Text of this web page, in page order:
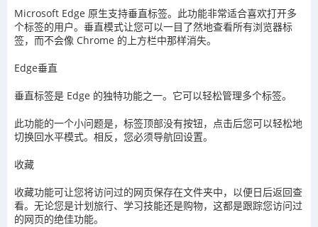
Microsoft Edge 原生支持垂直标签。此功能非常适合喜欢打开多
个标签的用户。垂直模式让您可以一目了然地查看所有浏览器标
签，而不会像 Chrome 的上方栏中那样消失。
Edge垂直
垂直标签是 Edge 的独特功能之一。它可以轻松管理多个标签。
此功能的一个小问题是，标签顶部没有按钮，点击后您可以轻松地
切换回水平模式。相反，您必须导航回设置。
收藏
收藏功能可让您将访问过的网页保存在文件夹中，以便日后返回查
看。无论您是计划旅行、学习技能还是购物，这都是跟踪您访问过
的网页的绝佳功能。